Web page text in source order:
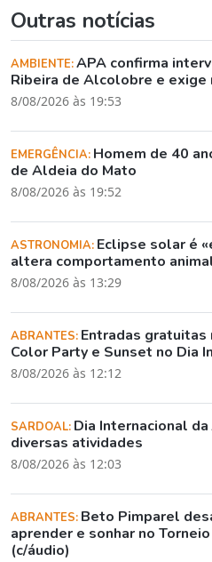
Outras notícias
AMBIENTE:APA confirma
Ribeira de Alcolobre e exige
8/08/2026 às 19:53
EMERGÊNCIA: Homem de 40
de Aldeia do Mato
8/08/2026 às 19:52
ASTRONOMIA: Eclipse solar é
altera comportamento
8/08/2026 às 13:29
ABRANTES: Entradas gratuitas
Color Party e Sunset no Dia
8/08/2026 às 12:12
SARDOAL: Dia Internacional
diversas atividades
8/08/2026 às 12:03
ABRANTES: Beto Pimparel
aprender e sonhar no
(c/áudio)